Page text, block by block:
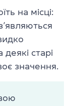
Вал, 13/2-б,
на місці:
старі
значення.